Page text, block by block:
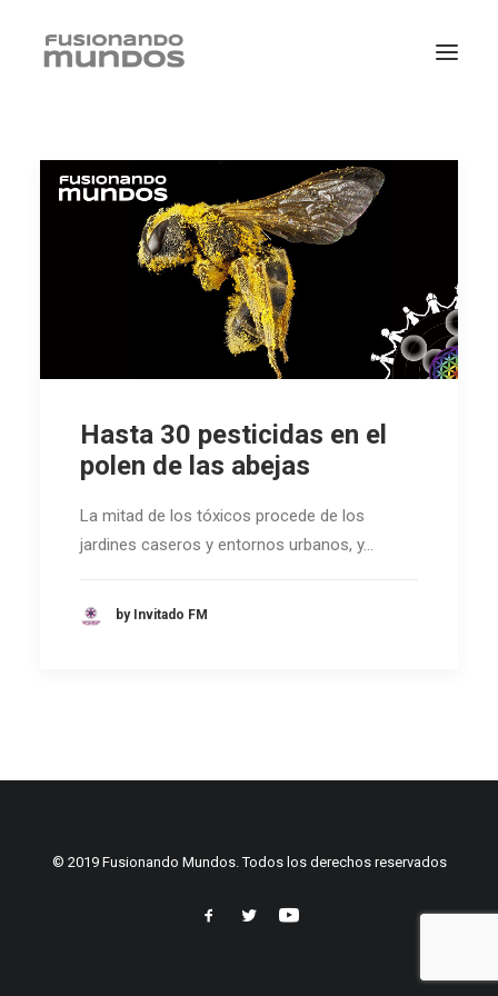
SEARCH
CART
Hasta 30 pesticidas en el
polen de las abejas
La mitad de los tóxicos procede de los
jardines caseros y entornos urbanos, y…
by Invitado FM
© 2019 Fusionando Mundos. Todos los derechos reservados